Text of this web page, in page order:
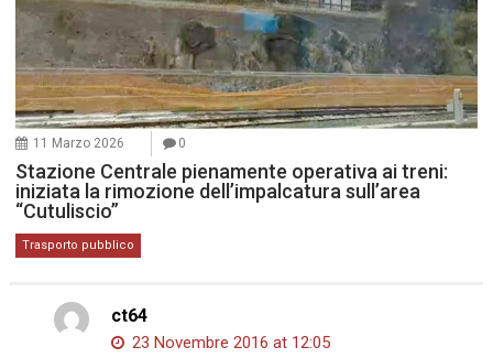
11 Marzo 2026 0
Stazione Centrale pienamente operativa ai treni:
iniziata la rimozione dell’impalcatura sull’area
“Cutuliscio”
Trasporto pubblico
ct64
23 Novembre 2016 at 12:05